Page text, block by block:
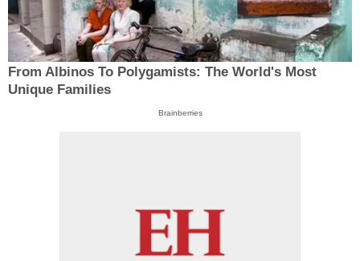
From Albinos To Polygamists: The World's Most
Unique Families
Brainberries